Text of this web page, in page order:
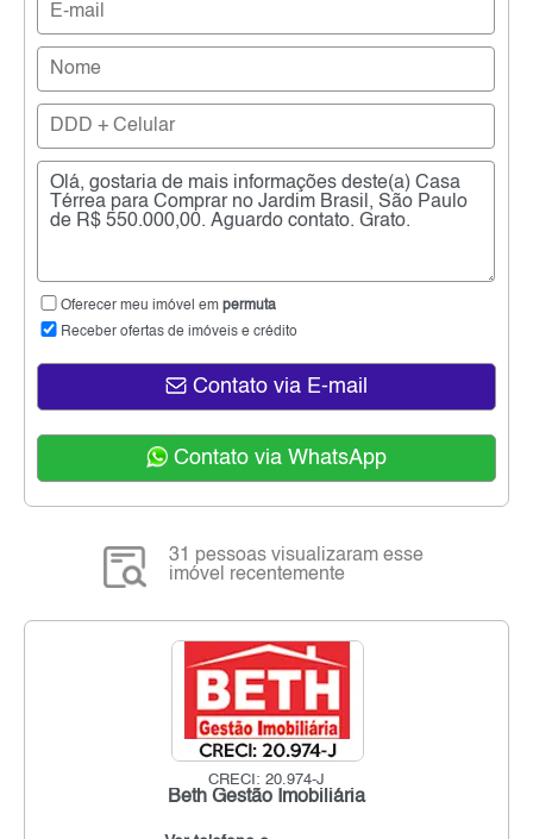
Oferecer meu imóvel em permuta
Receber ofertas de imóveis e crédito
Contato via E-mail
Contato via WhatsApp
31 pessoas visualizaram esse
imóvel recentemente
CRECI: 20.974-J
Beth Gestão Imobiliária